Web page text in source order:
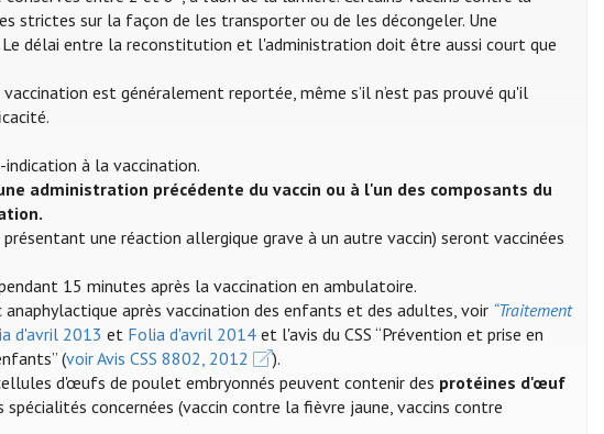
strictes sur la façon de les transporter ou de les décongeler. Une
délai entre la reconstitution et l'administration doit être aussi court que
est généralement reportée, même s’il n’est pas prouvé qu'il
à la vaccination.
administration précédente du vaccin ou à l'un des composants du
une réaction allergique grave à un autre vaccin) seront vaccinées
15 minutes après la vaccination en ambulatoire.
après vaccination des enfants et des adultes, voir “Traitement
d'avril 2013 et Folia d'avril 2014 et l'avis du CSS “Prévention et prise en
(voir Avis CSS 8802, 2012
).
d'œufs de poulet embryonnés peuvent contenir des protéines d'œuf
concernées (vaccin contre la fièvre jaune, vaccins contre